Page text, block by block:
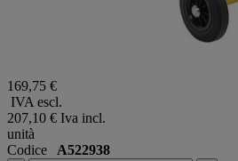
169,75 €
IVA escl.
207,10 € Iva incl.
unità
Codice A522938